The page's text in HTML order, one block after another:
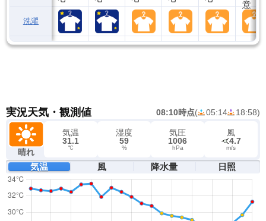
洗濯
実況天気・観測値 08:10時点( 05:14 18:58)
晴れ
気温
31.1
℃
湿度
59
%
気圧
1006
hPa
風
4.7
m/s
気温 風 降水量 日照